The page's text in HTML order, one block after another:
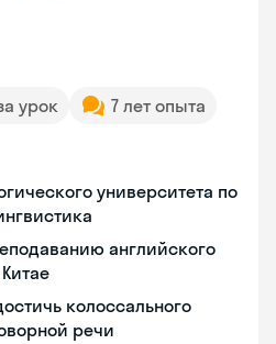
урок
7 лет опыта
университета по
английского
колоссального
речи